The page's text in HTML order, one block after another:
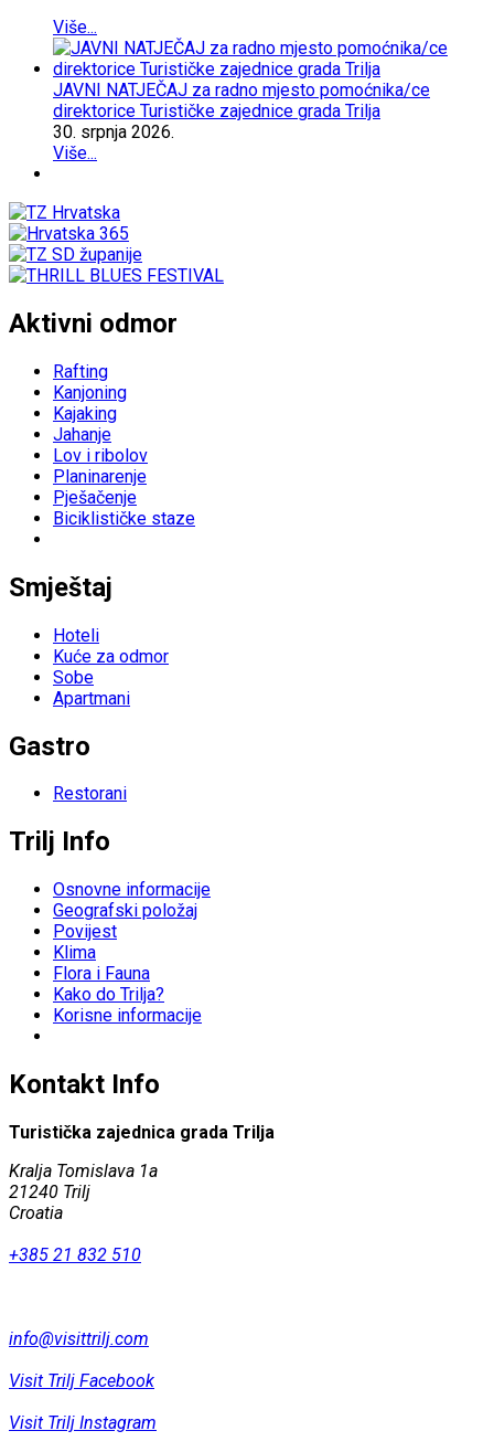
Više...
JAVNI NATJEČAJ za radno mjesto pomoćnika/ce
direktorice Turističke zajednice grada Trilja
30. srpnja 2026.
Više...
Aktivni odmor
Rafting
Kanjoning
Kajaking
Jahanje
Lov i ribolov
Planinarenje
Pješačenje
Biciklističke staze
Smještaj
Hoteli
Kuće za odmor
Sobe
Apartmani
Gastro
Restorani
Trilj Info
Osnovne informacije
Geografski položaj
Povijest
Klima
Flora i Fauna
Kako do Trilja?
Korisne informacije
Kontakt Info
Turistička zajednica grada Trilja
Kralja Tomislava 1a
21240 Trilj
Croatia
+385 21 832 510
info@visittrilj.com
Visit Trilj Facebook
Visit Trilj Instagram